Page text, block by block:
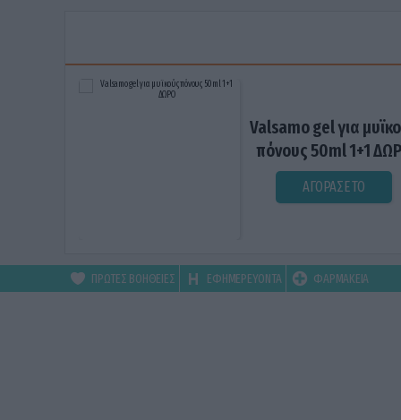
Valsamo gel για
πόνους 50ml 1+1
ΑΓΟΡΑΣΕ ΤΟ
ΠΡΩΤΕΣ ΒΟΗΘΕΙΕΣ ΕΦΗΜΕΡΕΥΟΝΤΑ ΦΑΡΜΑΚΕΙΑ